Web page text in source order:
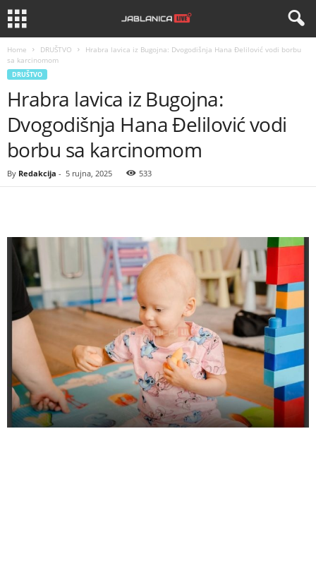
Home DRUŠTVO
Hrabra lavica iz Bugojna: Dvogodišnja Hana Đelilović vodi borbu
sa karcinomom
DRUŠTVO
Hrabra lavica iz Bugojna:
Dvogodišnja Hana Đelilović vodi
borbu sa karcinomom
By Redakcija - 5 rujna, 2025 533